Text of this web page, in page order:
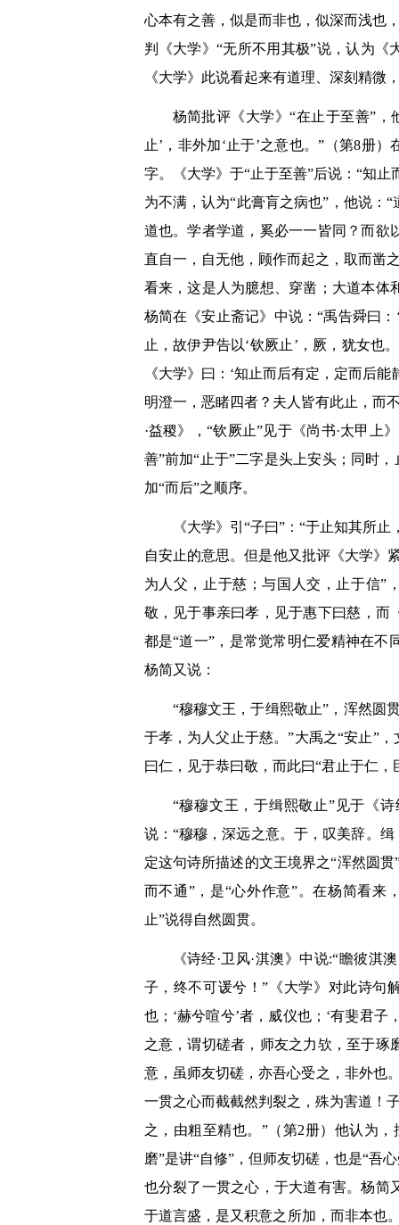
心本有之善，似是而非也，似深而浅也
判《大学》“无所不用其极”说，认为
《大学》此说看起来有道理、深刻精微
杨简批评《大学》“在止于至善”，
止’，非外加‘止于’之意也。”（第8册
字。《大学》于“止于至善”后说：“知
为不满，认为“此膏肓之病也”，他说：
道也。学者学道，奚必一一皆同？而欲
直自一，自无他，顾作而起之，取而凿
看来，这是人为臆想、穿凿；大道本体
杨简在《安止斋记》中说：“禹告舜曰
止，故伊尹告以‘钦厥止’，厥，犹女也
《大学》曰：‘知止而后有定，定而后
明澄一，恶睹四者？夫人皆有此止，而
·益稷》，“钦厥止”见于《尚书·太甲上
善”前加“止于”二字是头上安头；同时
加“而后”之顺序。
《大学》引“子曰”：“于止知其所
自安止的意思。但是他又批评《大学》
为人父，止于慈；与国人交，止于信”
敬，见于事亲曰孝，见于惠下曰慈，而
都是“道一”，是常觉常明仁爱精神在
杨简又说：
“穆穆文王，于缉熙敬止”，浑然圆
于孝，为人父止于慈。”大禹之“安止”
曰仁，见于恭曰敬，而此曰“君止于仁
“穆穆文王，于缉熙敬止”见于《
说：“穆穆，深远之意。于，叹美辞。
定这句诗所描述的文王境界之“浑然圆
而不通”，是“心外作意”。在杨简看来
止”说得自然圆贯。
《诗经·卫风·淇澳》中说:“瞻彼
子，终不可谖兮！”《大学》对此诗句
也；‘赫兮喧兮’者，威仪也；‘有斐君
之意，谓切磋者，师友之力欤，至于
意，虽师友切磋，亦吾心受之，非外也
一贯之心而截截然判裂之，殊为害道！
之，由粗至精也。”（第2册）他认为
磨”是讲“自修”，但师友切磋，也是“吾
也分裂了一贯之心，于大道有害。杨简
于道言盛，是又积意之所加，而非本也